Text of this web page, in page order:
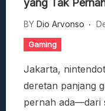
BY Dio Arvonso
Gaming
Jakarta,
deretan panjang
pernah ada—dari